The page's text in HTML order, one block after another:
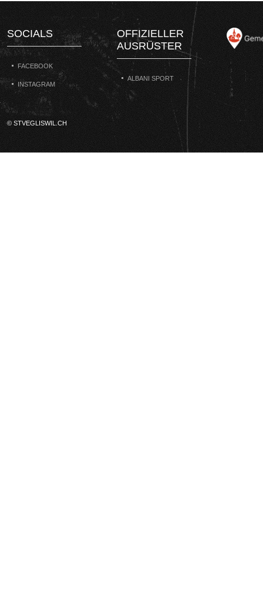
SOCIALS
FACEBOOK
INSTAGRAM
OFFIZIELLER
AUSRÜSTER
ALBANI SPORT
© STVEGLISWIL.CH